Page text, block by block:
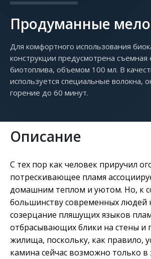
Продуманные
Для комфортного использования
конструкции предусмотрена съемная
биотоплива, объемом 100 мл. В
используется специальные волокна,
горение до 60 минут.
Описание
С тех пор как человек приручил
потрескивающее пламя
домашним теплом и уютом. Но, к
большинству современных людей
созерцание пляшущих языков
отбрасывающих блики на стены и
жилища, поскольку, как правило,
камина сейчас возможно только в